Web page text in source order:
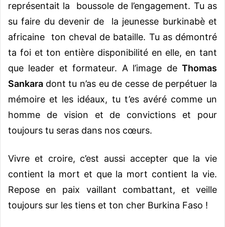
représentait la boussole de l’engagement. Tu as
su faire du devenir de la jeunesse burkinabè et
africaine ton cheval de bataille. Tu as démontré
ta foi et ton entière disponibilité en elle, en tant
que leader et formateur. A l’image de Thomas
Sankara dont tu n’as eu de cesse de perpétuer la
mémoire et les idéaux, tu t’es avéré comme un
homme de vision et de convictions et pour
toujours tu seras dans nos cœurs.
Vivre et croire, c’est aussi accepter que la vie
contient la mort et que la mort contient la vie.
Repose en paix vaillant combattant, et veille
toujours sur les tiens et ton cher Burkina Faso !